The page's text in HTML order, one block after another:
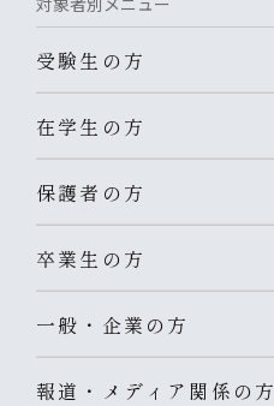
受験生の方
在学生の方
保護者の方
卒業生の方
一般・企業の方
報道・メディア関係の方